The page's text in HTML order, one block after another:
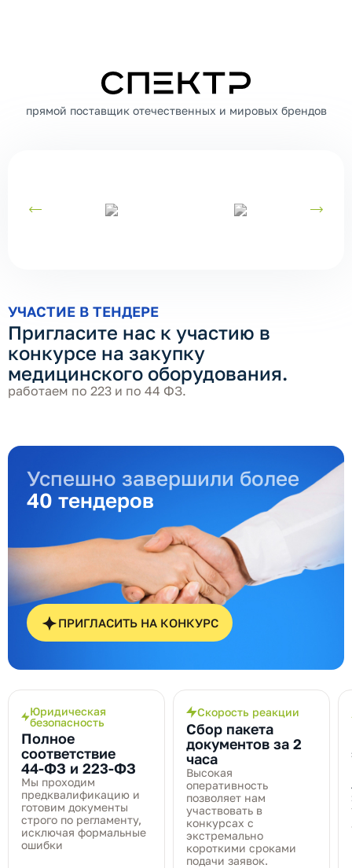
СПЕКТР
прямой поставщик отечественных и мировых брендов
УЧАСТИЕ В ТЕНДЕРЕ
Пригласите нас к участию в
конкурсе на закупку
медицинского оборудования.
работаем по 223 и по 44 ФЗ.
Успешно завершили более
40 тендеров
ПРИГЛАСИТЬ НА КОНКУРС
Юридическая
безопасность
Полное
соответствие
44‑ФЗ и 223‑ФЗ
Мы проходим
предквалификацию и
готовим документы
строго по регламенту,
исключая формальные
ошибки
Скорость реакции
Сбор пакета
документов за 2
часа
Высокая
оперативность
позволяет нам
участвовать в
конкурсах с
экстремально
короткими сроками
подачи заявок.